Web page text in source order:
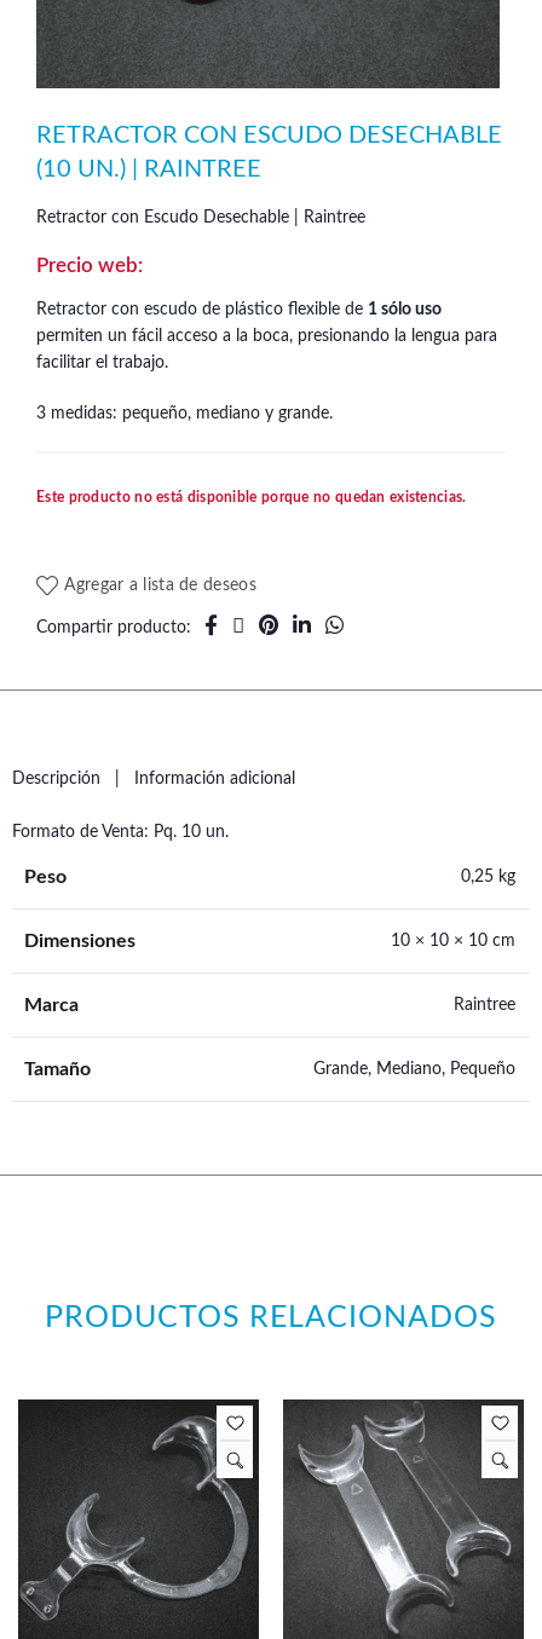
RETRACTOR CON ESCUDO DESECHABLE
(10 UN.) | RAINTREE
Retractor con Escudo Desechable | Raintree
Retractor con escudo de plástico flexible de 1 sólo uso
permiten un fácil acceso a la boca, presionando la lengua para
facilitar el trabajo.
3 medidas: pequeño, mediano y grande.
Este producto no está disponible porque no quedan existencias.
Agregar a lista de deseos
Compartir producto
Descripción Información adicional
Formato de Venta: Pq. 10 un.
Peso 0,25 kg
Dimensiones 10 × 10 × 10 cm
Marca Raintree
Tamaño Grande, Mediano, Pequeño
PRODUCTOS RELACIONADOS